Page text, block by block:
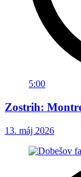
5:00
Zostrih:
13. máj 2026